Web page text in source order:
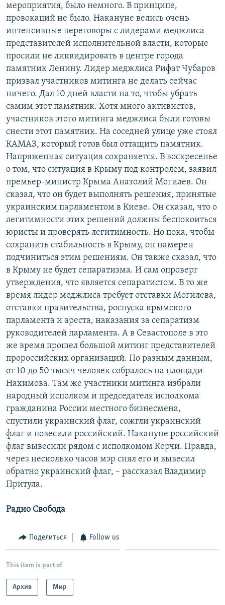
мероприятия, было немного. В принципе,
провокаций не было. Накануне велись очень
интенсивные переговоры с лидерами меджлиса
представителей исполнительной власти, которые
просили не ликвидировать в центре города
памятник Ленину. Лидер меджлиса Рифат Чубаров
призвал участников митинга не делать сейчас
ничего. Дал 10 дней власти на то, чтобы убрать
самим этот памятник. Хотя много активистов,
участников этого митинга меджлиса были готовы
снести этот памятник. На соседней улице уже стоял
КАМАЗ, который готов был оттащить памятник.
Напряженная ситуация сохраняется. В воскресенье
о том, что ситуация в Крыму под контролем, заявил
премьер-министр Крыма Анатолий Могилев. Он
сказал, что он будет выполнять решения, принятые
украинским парламентом в Киеве. Он сказал, что о
легитимности этих решений должны беспокоиться
юристы и проверять легитимность. Но пока, чтобы
сохранить стабильность в Крыму, он намерен
подчиниться этим решениям. Он также сказал, что
в Крыму не будет сепаратизма. И сам опроверг
утверждения, что является сепаратистом. В то же
время лидер меджлиса требует отставки Могилева,
отставки правительства, роспуска крымского
парламента и ареста, наказания за сепаратизм
руководителей парламента. А в Севастополе в это
же время прошел большой митинг представителей
пророссийских организаций. По разным данным,
от 10 до 50 тысяч человек собралось на площади
Нахимова. Там же участники митинга избрали
народный исполком и председателя исполкома
гражданина России местного бизнесмена,
спустили украинский флаг, сожгли украинский
флаг и повесили российский. Накануне российский
флаг вывесили рядом с исполкомом Керчи. Правда,
через несколько часов мэр снял его и вывесил
обратно украинский флаг, – рассказал Владимир
Притула.
Радио Свобода
Поделиться Follow us
This item is part of
Архив Мир